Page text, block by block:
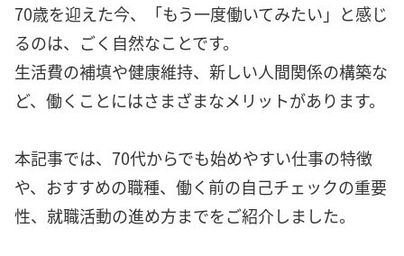
70歳を迎えた今、「もう一度働いてみたい」と感じ
るのは、ごく自然なことです。
生活費の補填や健康維持、新しい人間関係の構築な
ど、働くことにはさまざまなメリットがあります。
本記事では、70代からでも始めやすい仕事の特徴
や、おすすめの職種、働く前の自己チェックの重要
性、就職活動の進め方までをご紹介しました。